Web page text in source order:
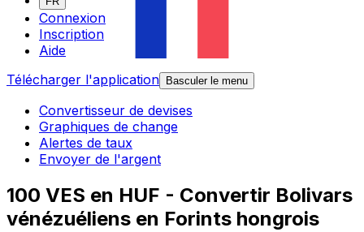
Connexion
Inscription
Aide
Télécharger l'application
Basculer le menu
Convertisseur de devises
Graphiques de change
Alertes de taux
Envoyer de l'argent
100 VES en HUF - Convertir Bolivars
vénézuéliens en Forints hongrois